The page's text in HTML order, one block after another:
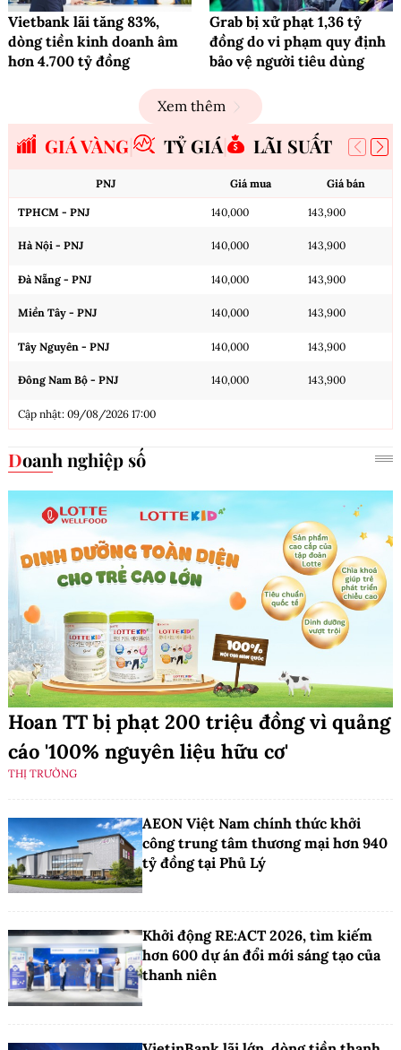
Vietbank lãi tăng 83%,
dòng tiền kinh doanh âm
hơn 4.700 tỷ đồng
Grab bị xử phạt 1,36 tỷ
đồng do vi phạm quy định
bảo vệ người tiêu dùng
Xem thêm
GIÁ VÀNG TỶ GIÁ LÃI SUẤT
PNJ Giá mua Giá bán
TPHCM - PNJ 140,000 143,900
Hà Nội - PNJ 140,000 143,900
Đà Nẵng - PNJ 140,000 143,900
Miền Tây - PNJ 140,000 143,900
Tây Nguyên - PNJ 140,000 143,900
Đông Nam Bộ - PNJ 140,000 143,900
Cập nhật: 09/08/2026 17:00
Doanh nghiệp số
Hoan TT bị phạt 200 triệu đồng vì quảng
cáo '100% nguyên liệu hữu cơ'
THỊ TRƯỜNG
AEON Việt Nam chính thức khởi
công trung tâm thương mại hơn 940
tỷ đồng tại Phủ Lý
Khởi động RE:ACT 2026, tìm kiếm
hơn 600 dự án đổi mới sáng tạo của
thanh niên